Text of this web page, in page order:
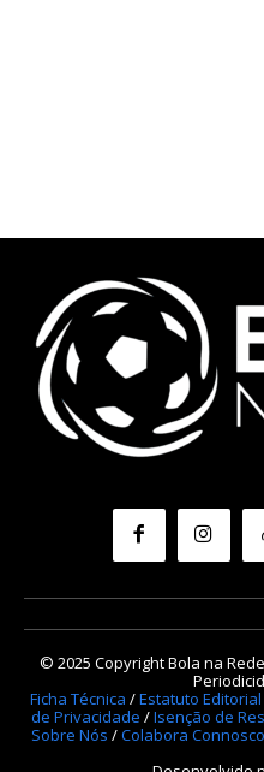
© 2025 Copyright Bola na
Ficha Técnica /Estatuto Editorial
de Privacidade /Isenção de
Sobre Nós /Colabora Connosco